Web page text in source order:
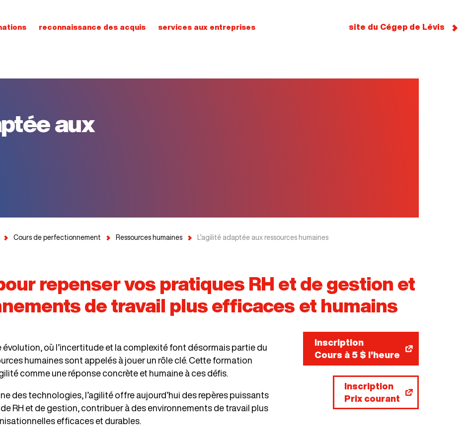
reconnaissance des acquis services aux entreprises site du Cégep de Lévis
aux
Cours de perfectionnement Ressources humaines L’agilité adaptée aux ressources humaines
repenser vos pratiques RH et de gestion et
de travail plus efficaces et humains
où l’incertitude et la complexité font désormais partie du
humaines sont appelés à jouer un rôle clé. Cette formation
comme une réponse concrète et humaine à ces défis.
des technologies, l’agilité offre aujourd’hui des repères puissants
RH et de gestion, contribuer à des environnements de travail plus
efficaces et durables.
Inscription
Cours à 5 $ l’heure
Inscription
Prix courant